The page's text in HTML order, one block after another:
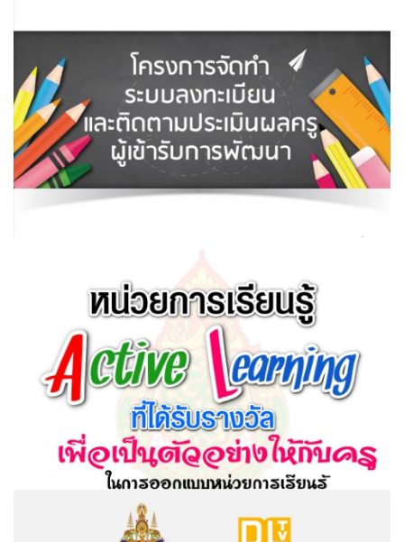
คู่มือการใช้งาน โครงการการจัดทำระบบลงทะเบียนและ
ติดตามประเมินผลครูผู้รับการพัฒนา
สพฐ.เผยแพร่หน่วยการเรียนรู้ Active Learning ที่ได้รับรางวัล